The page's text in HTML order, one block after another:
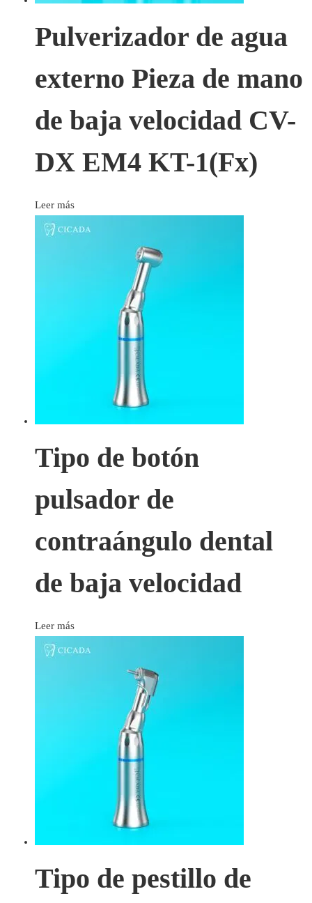
Pulverizador de agua
externo Pieza de mano
de baja velocidad CV-
DX EM4 KT-1(Fx)
Leer más
Tipo de botón
pulsador de
contraángulo dental
de baja velocidad
Leer más
Tipo de pestillo de